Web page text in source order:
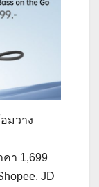
มวาง
คา 1,699
JD